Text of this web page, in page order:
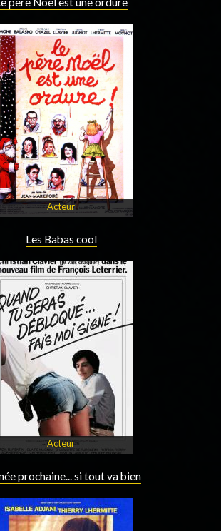
Acteur
Les Babas cool
Acteur
prochaine... si tout va bien